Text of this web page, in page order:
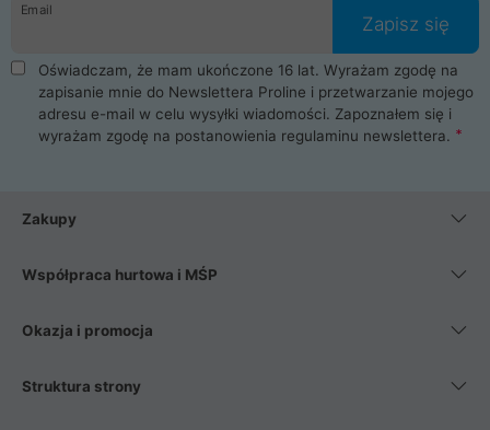
Email
Zapisz się
Oświadczam, że mam ukończone 16 lat. Wyrażam zgodę na
zapisanie mnie do Newslettera Proline i przetwarzanie mojego
adresu e-mail w celu wysyłki wiadomości. Zapoznałem się i
wyrażam zgodę na postanowienia regulaminu newslettera.
Zakupy
Współpraca hurtowa i MŚP
Okazja i promocja
Struktura strony